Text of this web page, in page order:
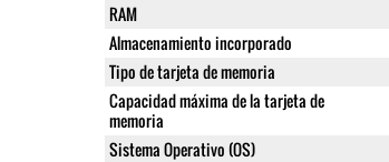
RAM
Almacenamiento incorporado
Tipo de tarjeta de memoria
Capacidad máxima de la tarjeta de
memoria
Sistema Operativo (OS)